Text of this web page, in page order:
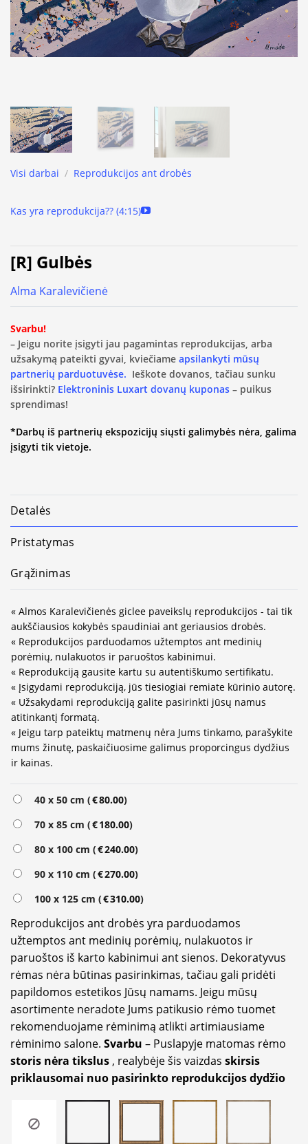
Visi darbai / Reprodukcijos ant drobės
Kas yra reprodukcija?? (4:15)
[R] Gulbės
Alma Karalevičienė
Svarbu!
– Jeigu norite įsigyti jau pagamintas reprodukcijas, arba
užsakymą pateikti gyvai, kviečiame apsilankyti mūsų
partnerių parduotuvėse. Ieškote dovanos, tačiau sunku
išsirinkti? Elektroninis Luxart dovanų kuponas – puikus
sprendimas!
*Darbų iš partnerių ekspozicijų siųsti galimybės nėra, galima
įsigyti tik vietoje.
Detalės
Pristatymas
Grąžinimas
« Almos Karalevičienės giclee paveikslų reprodukcijos - tai tik
aukščiausios kokybės spaudiniai ant geriausios drobės.
« Reprodukcijos parduodamos užtemptos ant medinių
porėmių, nulakuotos ir paruoštos kabinimui.
« Reprodukciją gausite kartu su autentiškumo sertifikatu.
« Įsigydami reprodukciją, jūs tiesiogiai remiate kūrinio autorę.
« Užsakydami reprodukciją galite pasirinkti jūsų namus
atitinkantį formatą.
« Jeigu tarp pateiktų matmenų nėra Jums tinkamo, parašykite
mums žinutę, paskaičiuosime galimus proporcingus dydžius
ir kainas.
40 x 50 cm (€80.00)
70 x 85 cm (€180.00)
80 x 100 cm (€240.00)
90 x 110 cm (€270.00)
100 x 125 cm (€310.00)
Reprodukcijos ant drobės yra parduodamos
užtemptos ant medinių porėmių, nulakuotos ir
paruoštos iš karto kabinimui ant sienos. Dekoratyvus
rėmas nėra būtinas pasirinkimas, tačiau gali pridėti
papildomos estetikos Jūsų namams. Jeigu mūsų
asortimente neradote Jums patikusio rėmo tuomet
rekomenduojame rėminimą atlikti artimiausiame
rėminimo salone. Svarbu – Puslapyje matomas rėmo
storis nėra tikslus, realybėje šis vaizdas skirsis
priklausomai nuo pasirinkto reprodukcijos dydžio
Alternative: